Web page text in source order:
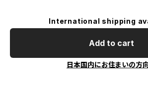
International shipping
Add to cart
日本国内にお住まいの方